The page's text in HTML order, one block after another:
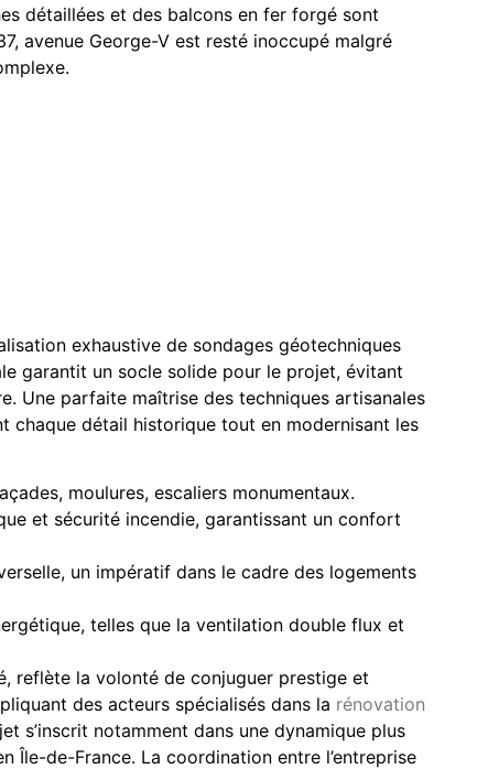
détaillées et des balcons en fer forgé sont
avenue George-V est resté inoccupé malgré
exhaustive de sondages géotechniques
garantit un socle solide pour le projet, évitant
Une parfaite maîtrise des techniques artisanales
chaque détail historique tout en modernisant les
moulures, escaliers monumentaux.
et sécurité incendie, garantissant un confort
un impératif dans le cadre des logements
telles que la ventilation double flux et
reflète la volonté de conjuguer prestige et
des acteurs spécialisés dans la rénovation
s’inscrit notamment dans une dynamique plus
Île-de-France. La coordination entre l’entreprise